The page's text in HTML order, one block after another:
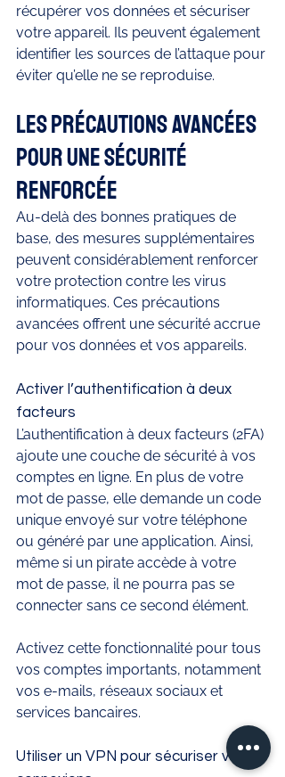
récupérer vos données et sécuriser
votre appareil. Ils peuvent également
identifier les sources de l’attaque pour
éviter qu’elle ne se reproduise.
Les précautions avancées
pour une sécurité
renforcée
Au-delà des bonnes pratiques de
base, des mesures supplémentaires
peuvent considérablement renforcer
votre protection contre les virus
informatiques. Ces précautions
avancées offrent une sécurité accrue
pour vos données et vos appareils.
Activer l’authentification à deux
facteurs
L’authentification à deux facteurs (2FA)
ajoute une couche de sécurité à vos
comptes en ligne. En plus de votre
mot de passe, elle demande un code
unique envoyé sur votre téléphone
ou généré par une application. Ainsi,
même si un pirate accède à votre
mot de passe, il ne pourra pas se
connecter sans ce second élément.
Activez cette fonctionnalité pour tous
vos comptes importants, notamment
vos e-mails, réseaux sociaux et
services bancaires.
Utiliser un VPN pour sécuriser vos